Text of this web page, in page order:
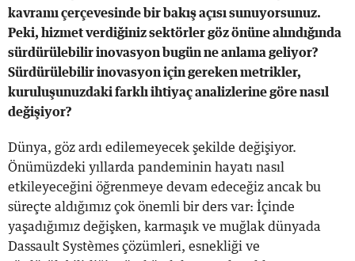
kavramı çerçevesinde bir bakış açısı sunuyorsunuz.
Peki, hizmet verdiğiniz sektörler göz önüne alındığında
sürdürülebilir inovasyon bugün ne anlama geliyor?
Sürdürülebilir inovasyon için gereken metrikler,
kuruluşunuzdaki farklı ihtiyaç analizlerine göre nasıl
değişiyor?
Dünya, göz ardı edilemeyecek şekilde değişiyor.
Önümüzdeki yıllarda pandeminin hayatı nasıl
etkileyeceğini öğrenmeye devam edeceğiz ancak bu
süreçte aldığımız çok önemli bir ders var: İçinde
yaşadığımız değişken, karmaşık ve muğlak dünyada
Dassault Systèmes çözümleri, esnekliği ve